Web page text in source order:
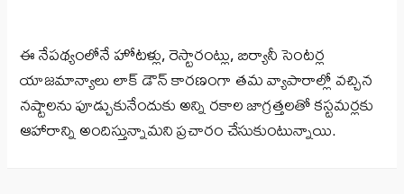
ఈ నేపథ్యంలోనే హోటళ్లు, రెస్టారంట్లు, బిర్యానీ సెంటర్ల
యాజమాన్యాలు లాక్ డౌన్ కారణంగా తమ వ్యాపారాల్లో వచ్చిన
నష్టాలను పూడ్చుకునేందుకు అన్ని రకాల జాగ్రత్తలతో కస్టమర్లకు
ఆహారాన్ని అందిస్తున్నామని ప్రచారం చేసుకుంటున్నాయి.